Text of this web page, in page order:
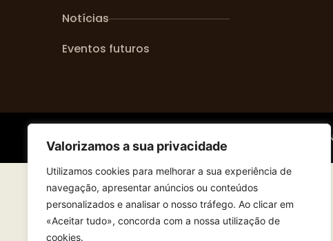
Valorizamos a sua privacidade
Utilizamos cookies para melhorar a sua experiência de
navegação, apresentar anúncios ou conteúdos
personalizados e analisar o nosso tráfego. Ao clicar em
«Aceitar tudo», concorda com a nossa utilização de
cookies.
Notícias
Eventos futuros
© 2026